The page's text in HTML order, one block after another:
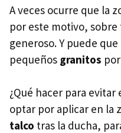
A veces ocurre que la
por este motivo,
generoso. Y puede
pequeños granitos
¿Qué hacer para
optar por aplicar en la
talco tras la ducha,